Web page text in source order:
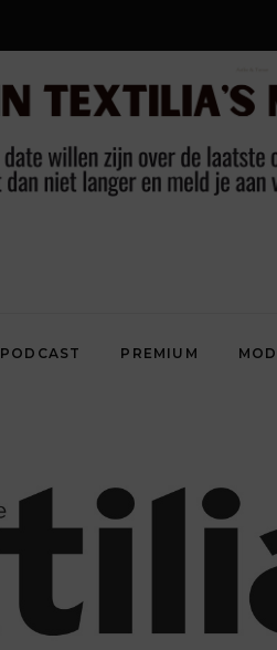
PODCAST PREMIUM